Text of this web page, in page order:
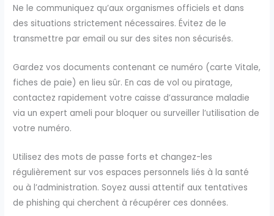
Ne le communiquez qu’aux organismes officiels et dans
des situations strictement nécessaires. Évitez de le
transmettre par email ou sur des sites non sécurisés.
Gardez vos documents contenant ce numéro (carte Vitale,
fiches de paie) en lieu sûr. En cas de vol ou piratage,
contactez rapidement votre caisse d’assurance maladie
via un expert ameli pour bloquer ou surveiller l’utilisation de
votre numéro.
Utilisez des mots de passe forts et changez-les
régulièrement sur vos espaces personnels liés à la santé
ou à l’administration. Soyez aussi attentif aux tentatives
de phishing qui cherchent à récupérer ces données.